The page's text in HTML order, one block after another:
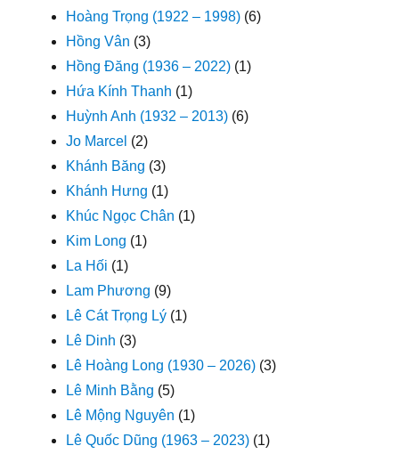
Hoàng Trọng (1922 – 1998) (6)
Hồng Vân (3)
Hồng Đăng (1936 – 2022) (1)
Hứa Kính Thanh (1)
Huỳnh Anh (1932 – 2013) (6)
Jo Marcel (2)
Khánh Băng (3)
Khánh Hưng (1)
Khúc Ngọc Chân (1)
Kim Long (1)
La Hối (1)
Lam Phương (9)
Lê Cát Trọng Lý (1)
Lê Dinh (3)
Lê Hoàng Long (1930 – 2026) (3)
Lê Minh Bằng (5)
Lê Mộng Nguyên (1)
Lê Quốc Dũng (1963 – 2023) (1)